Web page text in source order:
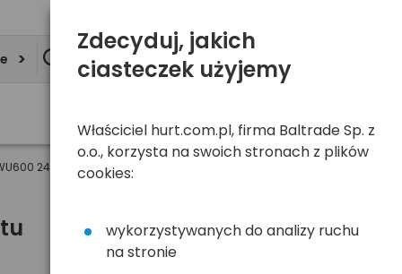
24" 600mm mocowanie: U-Type (1szt)
Zdecyduj, jakich
ciasteczek użyjemy
Właściciel hurt.com.pl, firma Baltrade Sp. z
o.o., korzysta na swoich stronach z plików
cookies:
wykorzystywanych do analizy ruchu
na stronie